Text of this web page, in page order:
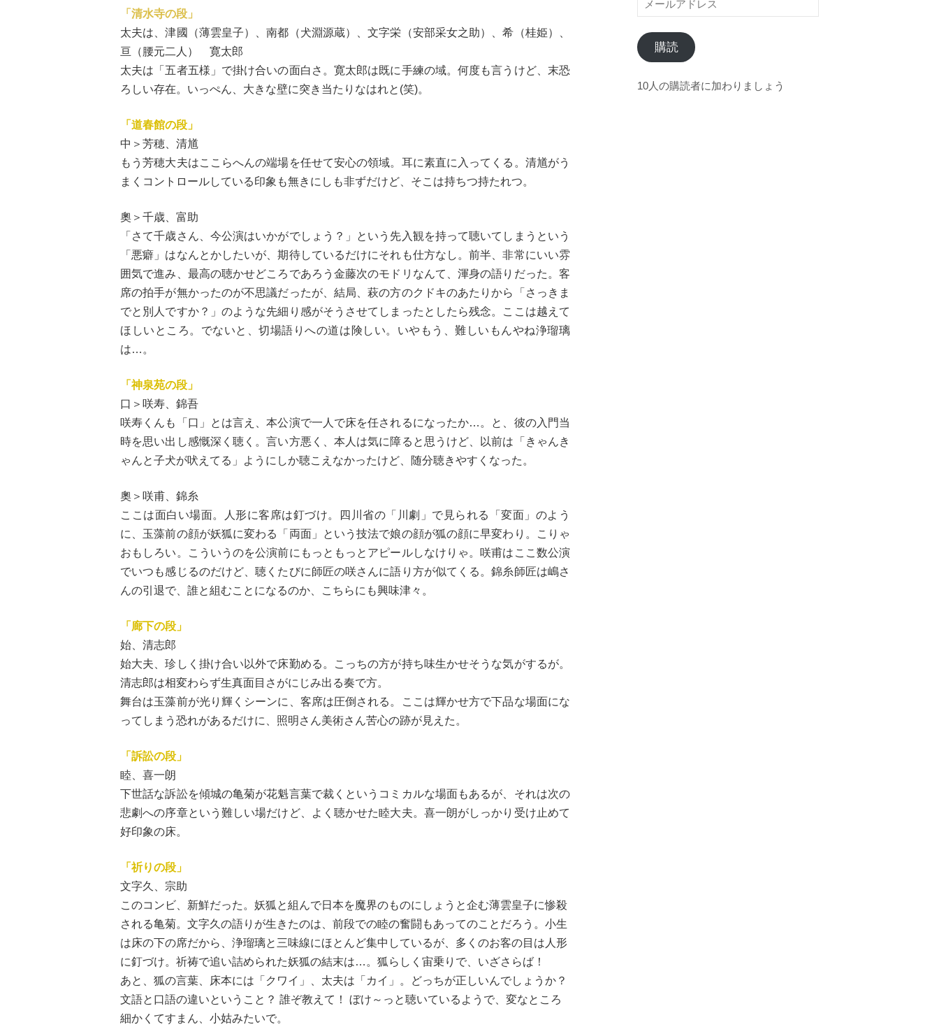
「清水寺の段」
太夫は、津國（薄雲皇子）、南都（犬淵源蔵）、文字栄（安部采女之助）、希（桂姫）、
亘（腰元二人） 寛太郎
太夫は「五者五様」で掛け合いの面白さ。寛太郎は既に手練の域。何度も言うけど、末恐
ろしい存在。いっぺん、大きな壁に突き当たりなはれと(笑)。
「道春館の段」
中＞芳穂、清馗
もう芳穂大夫はここらへんの端場を任せて安心の領域。耳に素直に入ってくる。清馗がう
まくコントロールしている印象も無きにしも非ずだけど、そこは持ちつ持たれつ。
奧＞千歳、富助
「さて千歳さん、今公演はいかがでしょう？」という先入観を持って聴いてしまうという
「悪癖」はなんとかしたいが、期待しているだけにそれも仕方なし。前半、非常にいい雰
囲気で進み、最高の聴かせどころであろう金藤次のモドリなんて、渾身の語りだった。客
席の拍手が無かったのが不思議だったが、結局、萩の方のクドキのあたりから「さっきま
でと別人ですか？」のような先細り感がそうさせてしまったとしたら残念。ここは越えて
ほしいところ。でないと、切場語りへの道は険しい。いやもう、難しいもんやね浄瑠璃
は…。
「神泉苑の段」
口＞咲寿、錦吾
咲寿くんも「口」とは言え、本公演で一人で床を任されるになったか…。と、彼の入門当
時を思い出し感慨深く聴く。言い方悪く、本人は気に障ると思うけど、以前は「きゃんき
ゃんと子犬が吠えてる」ようにしか聴こえなかったけど、随分聴きやすくなった。
奧＞咲甫、錦糸
ここは面白い場面。人形に客席は釘づけ。四川省の「川劇」で見られる「変面」のよう
に、玉藻前の顔が妖狐に変わる「両面」という技法で娘の顔が狐の顔に早変わり。こりゃ
おもしろい。こういうのを公演前にもっともっとアピールしなけりゃ。咲甫はここ数公演
でいつも感じるのだけど、聴くたびに師匠の咲さんに語り方が似てくる。錦糸師匠は嶋さ
んの引退で、誰と組むことになるのか、こちらにも興味津々。
「廊下の段」
始、清志郎
始大夫、珍しく掛け合い以外で床勤める。こっちの方が持ち味生かせそうな気がするが。
清志郎は相変わらず生真面目さがにじみ出る奏で方。
舞台は玉藻前が光り輝くシーンに、客席は圧倒される。ここは輝かせ方で下品な場面にな
ってしまう恐れがあるだけに、照明さん美術さん苦心の跡が見えた。
「訴訟の段」
睦、喜一朗
下世話な訴訟を傾城の亀菊が花魁言葉で裁くというコミカルな場面もあるが、それは次の
悲劇への序章という難しい場だけど、よく聴かせた睦大夫。喜一朗がしっかり受け止めて
好印象の床。
「祈りの段」
文字久、宗助
このコンビ、新鮮だった。妖狐と組んで日本を魔界のものにしょうと企む薄雲皇子に惨殺
される亀菊。文字久の語りが生きたのは、前段での睦の奮闘もあってのことだろう。小生
は床の下の席だから、浄瑠璃と三味線にほとんど集中しているが、多くのお客の目は人形
に釘づけ。祈祷で追い詰められた妖狐の結末は…。狐らしく宙乗りで、いざさらば！
あと、狐の言葉、床本には「クワイ」、太夫は「カイ」。どっちが正しいんでしょうか？
文語と口語の違いということ？ 誰ぞ教えて！ ぼけ～っと聴いているようで、変なところ
細かくてすまん、小姑みたいで。
ー
ル
ア
ド
レ
購読
10人の購読者に加わりましょう